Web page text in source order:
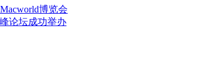
博览会
论坛成功举办